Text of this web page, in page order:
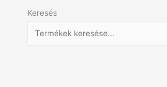
Keresés